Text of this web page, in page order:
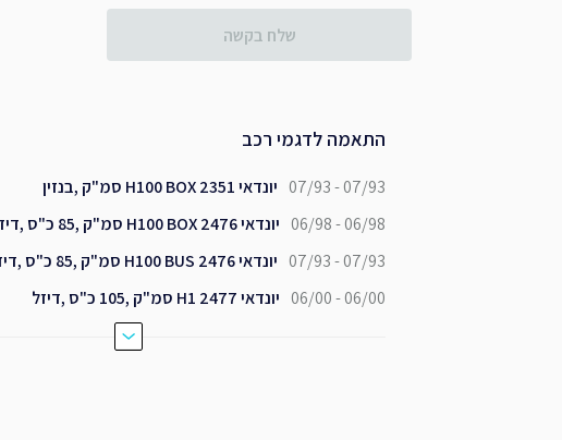
שלח בקשה
התאמה לדגמי רכב
יונדאי H100 BOX 2351 סמ"ק ,בנזין 07/93 - 07/93
יונדאי H100 BOX 2476 סמ"ק ,85 כ"ס ,דיזל 06/98 - 06/98
יונדאי H100 BUS 2476 סמ"ק ,85 כ"ס ,דיזל 07/93 - 07/93
יונדאי H1 2477 סמ"ק ,105 כ"ס ,דיזל 06/00 - 06/00